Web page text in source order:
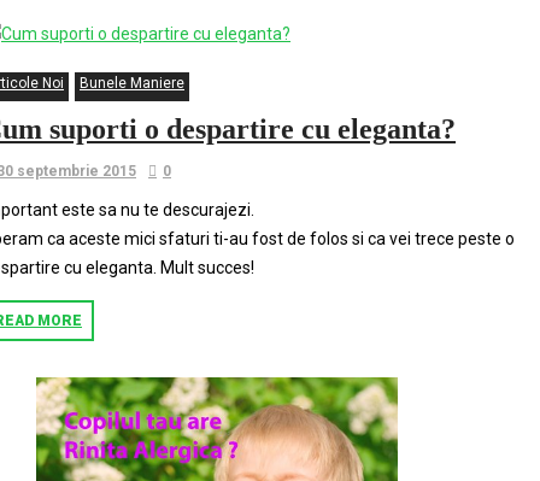
Noi Bunele Maniere
suporti o despartire cu eleganta?
septembrie 2015 0
este sa nu te descurajezi.
ca aceste mici sfaturi ti-au fost de folos si ca vei trece peste o
cu eleganta. Mult succes!
MORE